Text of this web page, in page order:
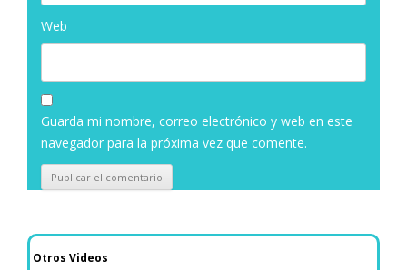
Web
Guarda mi nombre, correo electrónico y web en este
navegador para la próxima vez que comente.
Otros Videos